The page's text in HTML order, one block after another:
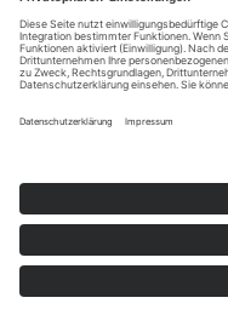
> Formel 1-Incentives
> Vip-Angebote
> DTM-Tickets
> Gutscheine